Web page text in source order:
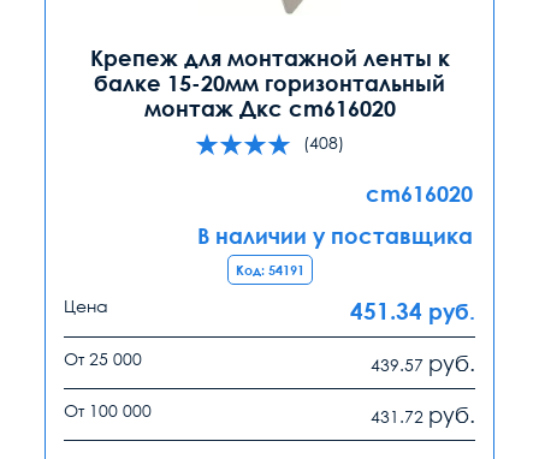
Крепеж для монтажной ленты к
балке 15-20мм горизонтальный
монтаж Дкс cm616020
(408)
cm616020
В наличии у поставщика
Код: 54191
Цена 451.34 руб.
От 25 000 439.57 руб.
От 100 000 431.72 руб.